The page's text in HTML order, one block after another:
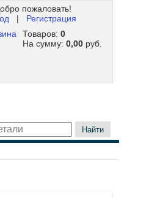
пожаловать!
| Регистрация
Товаров: 0
На сумму: 0,00руб.
Найти